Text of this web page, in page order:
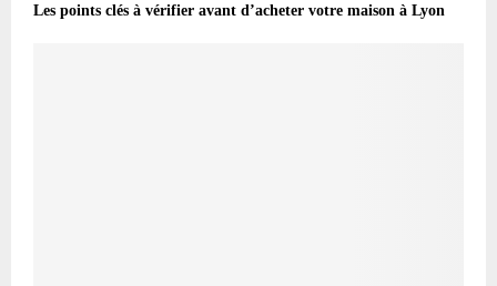
Les points clés à vérifier avant d’acheter votre maison à Lyon